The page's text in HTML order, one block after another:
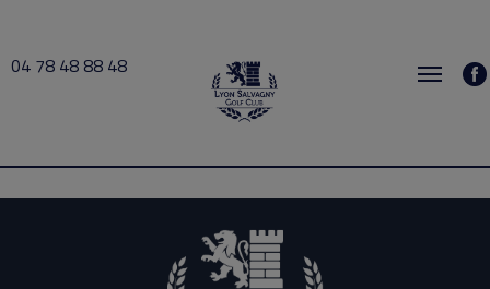
04 78 48 88 48
busy 2026-08-25 09:30 → 2026-08-25 10:00